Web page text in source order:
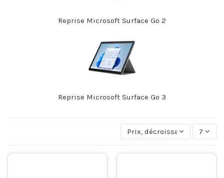
Reprise Microsoft Surface Go 2
Reprise Microsoft Surface Go 3
Prix, décroissant 7